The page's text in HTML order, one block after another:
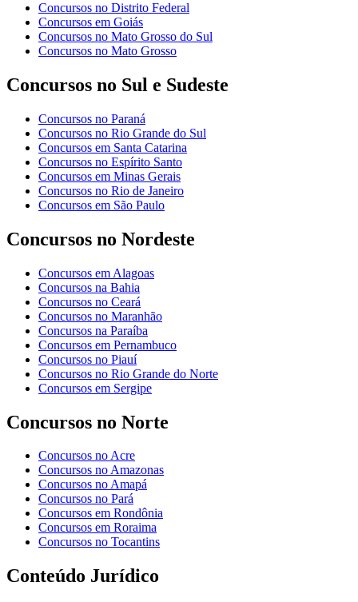
Concursos no Distrito Federal
Concursos em Goiás
Concursos no Mato Grosso do Sul
Concursos no Mato Grosso
Concursos no Sul e Sudeste
Concursos no Paraná
Concursos no Rio Grande do Sul
Concursos em Santa Catarina
Concursos no Espírito Santo
Concursos em Minas Gerais
Concursos no Rio de Janeiro
Concursos em São Paulo
Concursos no Nordeste
Concursos em Alagoas
Concursos na Bahia
Concursos no Ceará
Concursos no Maranhão
Concursos na Paraíba
Concursos em Pernambuco
Concursos no Piauí
Concursos no Rio Grande do Norte
Concursos em Sergipe
Concursos no Norte
Concursos no Acre
Concursos no Amazonas
Concursos no Amapá
Concursos no Pará
Concursos em Rondônia
Concursos em Roraima
Concursos no Tocantins
Conteúdo Jurídico